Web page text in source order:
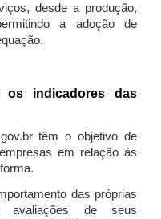
desde a produção,
a adoção de
os indicadores das
têm o objetivo de
em relação às
das próprias
avaliações de seus